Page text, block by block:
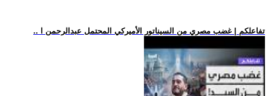
.. تفاعلكم | غضب مصري من السيناتور الأميركي المحتمل عبدالرحمن ا